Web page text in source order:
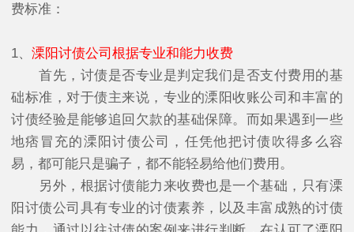
费标准：
1、 溧阳讨债公司根据专业和能力收费
首先，讨债是否专业是判定我们是否支付费用的基
础标准，对于债主来说，专业的溧阳收账公司和丰富的
讨债经验是能够追回欠款的基础保障。而如果遇到一些
地痞冒充的溧阳讨债公司，任凭他把讨债吹得多么容
易，都可能只是骗子，都不能轻易给他们费用。
另外，根据讨债能力来收费也是一个基础，只有溧
阳讨债公司具有专业的讨债素养，以及丰富成熟的讨债